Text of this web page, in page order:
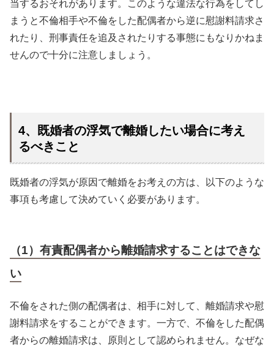
当するおそれがあります。このような違法な行為をしてし
まうと不倫相手や不倫をした配偶者から逆に慰謝料請求さ
れたり、刑事責任を追及されたりする事態にもなりかねま
せんので十分に注意しましょう。
4、既婚者の浮気で離婚したい場合に考え
るべきこと
既婚者の浮気が原因で離婚をお考えの方は、以下のような
事項も考慮して決めていく必要があります。
（1）有責配偶者から離婚請求することはできな
い
不倫をされた側の配偶者は、相手に対して、離婚請求や慰
謝料請求をすることができます。一方で、不倫をした配偶
者からの離婚請求は、原則として認められません。なぜな